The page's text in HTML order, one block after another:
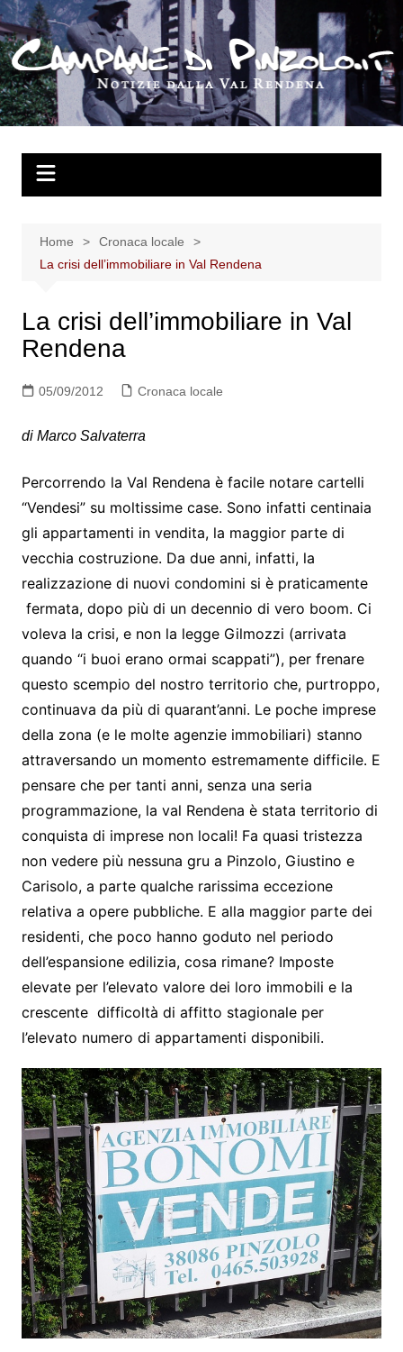
Salta
al
contenuto
Home
Cronaca locale
La crisi dell’immobiliare in Val Rendena
La crisi dell’immobiliare in Val
Rendena
05/09/2012 Cronaca locale
di Marco Salvaterra
Percorrendo la Val Rendena è facile notare cartelli
“Vendesi” su moltissime case. Sono infatti centinaia
gli appartamenti in vendita, la maggior parte di
vecchia costruzione. Da due anni, infatti, la
realizzazione di nuovi condomini si è praticamente
fermata, dopo più di un decennio di vero boom. Ci
voleva la crisi, e non la legge Gilmozzi (arrivata
quando “i buoi erano ormai scappati”), per frenare
questo scempio del nostro territorio che, purtroppo,
continuava da più di quarant’anni. Le poche imprese
della zona (e le molte agenzie immobiliari) stanno
attraversando un momento estremamente difficile. E
pensare che per tanti anni, senza una seria
programmazione, la val Rendena è stata territorio di
conquista di imprese non locali! Fa quasi tristezza
non vedere più nessuna gru a Pinzolo, Giustino e
Carisolo, a parte qualche rarissima eccezione
relativa a opere pubbliche. E alla maggior parte dei
residenti, che poco hanno goduto nel periodo
dell’espansione edilizia, cosa rimane? Imposte
elevate per l’elevato valore dei loro immobili e la
crescente difficoltà di affitto stagionale per
l’elevato numero di appartamenti disponibili.